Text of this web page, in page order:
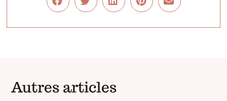
Autres articles